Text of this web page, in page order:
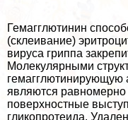
Гемагглютинин
(склеивание)
вируса гриппа
Молекулярными
гемагглютинирующую
являются
поверхностные
гликопротеида.